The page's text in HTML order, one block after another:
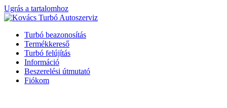
Ugrás a tartalomhoz
Turbó beazonosítás
Termékkereső
Turbó felújítás
Információ
Beszerelési útmutató
Fiókom